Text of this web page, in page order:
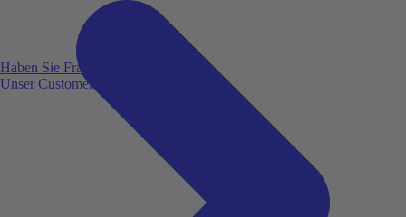
Haben Sie Fragen?
Unser Customer Service ist für Sie da!